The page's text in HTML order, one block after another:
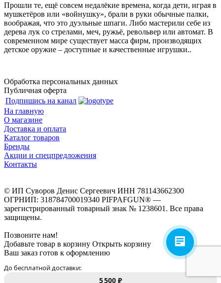
Прошли те, ещё совсем недалёкие времена, когда дети, играя в
мушкетёров или «войнушку», брали в руки обычные палки,
воображая, что это дуэльные шпаги. Либо мастерили себе из
дерева лук со стрелами, меч, ружьё, револьвер или автомат. В
современном мире существует масса фирм, производящих
детское оружие – доступные и качественные игрушки..
Обработка персональных данных
Публичная оферта
Подпишись на канал
На главную
О магазине
Доставка и оплата
Каталог товаров
Бренды
Акции и спецпредложения
Контакты
© ИП Суворов Денис Сергеевич ИНН 781143662300
ОГРНИП: 318784700019340 PIFPAFGUN® —
зарегистрированный товарный знак № 1238601. Все права
защищены.
Позвоните нам!
Добавьте товар в корзину Открыть корзину
Ваш заказ готов к оформлению
До бесплатной доставки:
5 500 ₽